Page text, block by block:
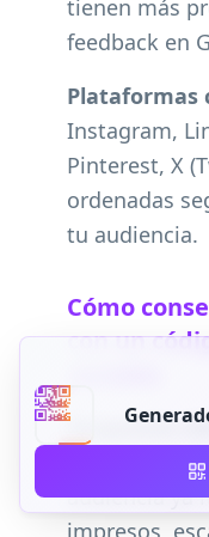
tienen más
feedback en
Plataformas
Instagram,
Pinterest, X
ordenadas
tu audiencia.
Cómo
con un
Respuesta
QR para
audiencia ya
impresos,